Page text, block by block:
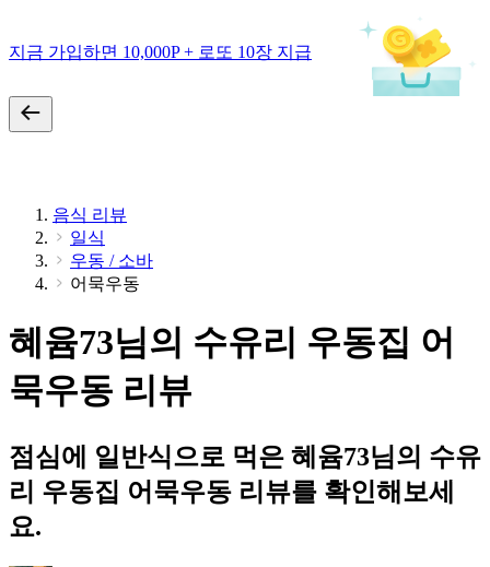
지금 가입하면 10,000P + 로또 10장 지급
음식 리뷰
일식
우동 / 소바
어묵우동
혜윰73님의 수유리 우동집 어
묵우동 리뷰
점심에 일반식으로 먹은 혜윰73님의 수유
리 우동집 어묵우동 리뷰를 확인해보세
요.